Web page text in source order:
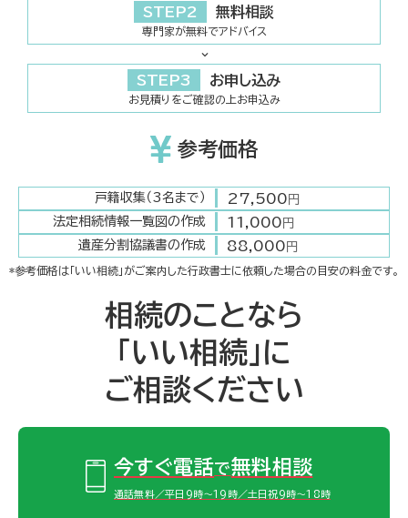
STEP2 無料相談
専門家が無料でアドバイス
STEP3 お申し込み
お見積りをご確認の上お申込み
参考価格
戸籍収集（3名まで） 27,500 円
法定相続情報一覧図の作成
11,000 円
遺産分割協議書の作成
88,000 円
*参考価格は「いい相続」がご案内した行政書士に依頼した場合の目安の料金です。
相続のことなら
「いい相続」に
ご相談ください
今すぐ電話で無料相談
通話無料／平日9時～19時／土日祝9時～18時